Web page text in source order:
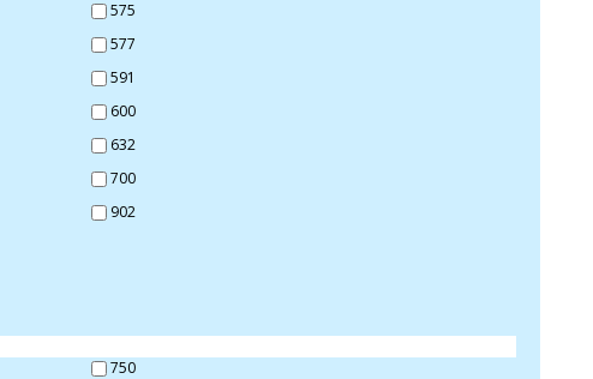
575
577
591
600
632
700
902
750